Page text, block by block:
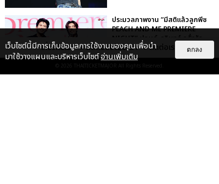
ประมวลภาพงาน “มีสติแล้วลูกพีช
PEACH AND ME PREMIERE
NIGHT” ปอนด์-ภูวินทร์ คลั่งรัก
หวา...
EXCLUSIVE : 16
เกี่ยวกับเรา ติดต่อลงโฆษณา ติดต่อเรา
© 2026 THAITICKETMAJOR All Rights Reserved.
เว็บไซต์นี้มีการเก็บข้อมูลการใช้งานของคุณเพื่อนำ
มาใช้วางแผนและบริหารเว็บไซต์อ่านเพิ่มเติม
ตกลง